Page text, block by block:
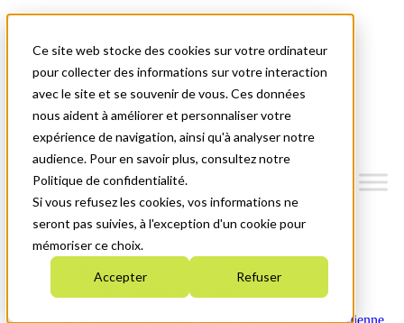
Ce site web stocke des cookies sur votre ordinateur
pour collecter des informations sur votre interaction
avec le site et se souvenir de vous. Ces données
nous aident à améliorer et personnaliser votre
expérience de navigation, ainsi qu'à analyser notre
audience. Pour en savoir plus, consultez notre
Politique de confidentialité.
Si vous refusez les cookies, vos informations ne
seront pas suivies, à l'exception d'un cookie pour
mémoriser ce choix.
Accepter Refuser
Nouvelles et événements
English
Commençons!
Qui nous sommes
Plan stratégique 2026-2030
Nos investissements
Nos activités
Équité, diversité et inclusion
À propos de Mitacs : Créer une économie canadienne